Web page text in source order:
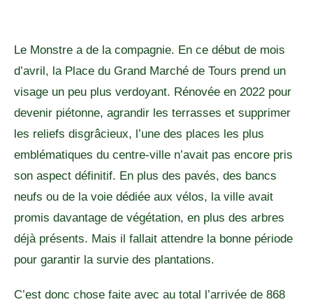
Le Monstre a de la compagnie. En ce début de mois
d’avril, la Place du Grand Marché de Tours prend un
visage un peu plus verdoyant. Rénovée en 2022 pour
devenir piétonne, agrandir les terrasses et supprimer
les reliefs disgrâcieux, l’une des places les plus
emblématiques du centre-ville n’avait pas encore pris
son aspect définitif. En plus des pavés, des bancs
neufs ou de la voie dédiée aux vélos, la ville avait
promis davantage de végétation, en plus des arbres
déjà présents. Mais il fallait attendre la bonne période
pour garantir la survie des plantations.
C’est donc chose faite avec au total l’arrivée de 868